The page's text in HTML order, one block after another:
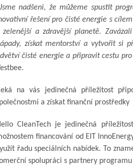
nadšeni, že můžeme spustit
řešení pro čisté energie s
zelenější a zdravější planetě.
získat mentorství a vytvořit si
čisté energie a připravit cestu
na vás jedinečná příležitost
a získat finanční prostředky
CleanTech je jedinečná
financování od EIT
řadu speciálních nabídek. To
spolupráci s partnery